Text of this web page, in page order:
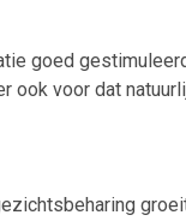
goed
ook voor dat